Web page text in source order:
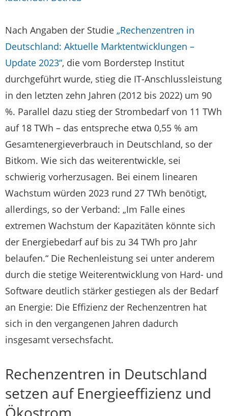
Nach Angaben der Studie „Rechenzentren in
Deutschland: Aktuelle Marktentwicklungen –
Update 2023“, die vom Borderstep Institut
durchgeführt wurde, stieg die IT-Anschlussleistung
in den letzten zehn Jahren (2012 bis 2022) um 90
%. Parallel dazu stieg der Strombedarf von 11 TWh
auf 18 TWh – das entspreche etwa 0,55 % am
Gesamtenergieverbrauch in Deutschland, so der
Bitkom. Wie sich das weiterentwickle, sei
schwierig vorherzusagen. Bei einem linearen
Wachstum würden 2023 rund 27 TWh benötigt,
allerdings, so der Verband: „Im Falle eines
extremen Wachstum der Kapazitäten könnte sich
der Energiebedarf auf bis zu 34 TWh pro Jahr
belaufen.“ Die Rechenleistung sei unter anderem
durch die stetige Weiterentwicklung von Hard- und
Software deutlich stärker gestiegen als der Bedarf
an Energie: Die Effizienz der Rechenzentren hat
sich in den vergangenen Jahren dadurch
insgesamt versechsfacht.
Rechenzentren in Deutschland
setzen auf Energieeffizienz und